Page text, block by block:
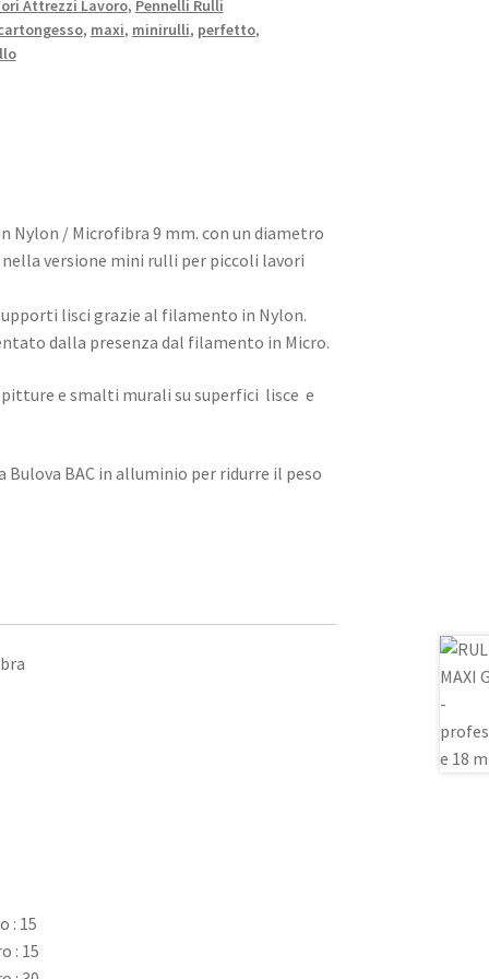
Attrezzi Lavoro, Pennelli Rulli
, maxi, minirulli, perfetto,
Nylon / Microfibra 9 mm. con un diametro
versione mini rulli per piccoli lavori
lisci grazie al filamento in Nylon.
dalla presenza dal filamento in Micro.
e smalti murali su superfici lisce e
BAC in alluminio per ridurre il peso
: 15
: 15